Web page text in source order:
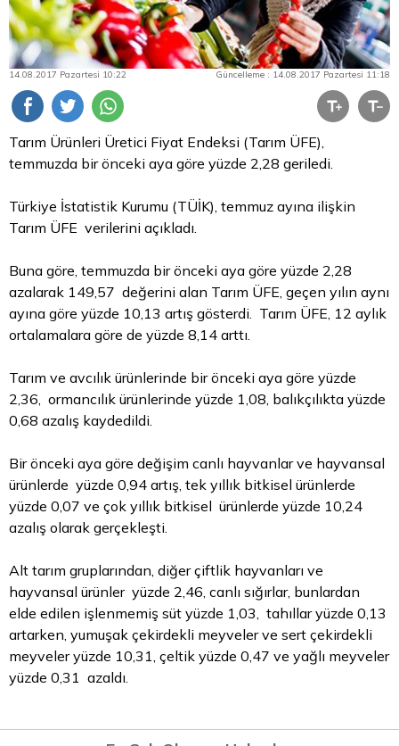
14.08.2017 Pazartesi 10:22 Güncelleme : 14.08.2017 Pazartesi 11:18
Tarım Ürünleri Üretici Fiyat Endeksi (Tarım ÜFE),
temmuzda bir önceki aya göre yüzde 2,28 geriledi.
Türkiye İstatistik Kurumu (TÜİK), temmuz ayına ilişkin
Tarım ÜFE verilerini açıkladı.
Buna göre, temmuzda bir önceki aya göre yüzde 2,28
azalarak 149,57 değerini alan Tarım ÜFE, geçen yılın aynı
ayına göre yüzde 10,13 artış gösterdi. Tarım ÜFE, 12 aylık
ortalamalara göre de yüzde 8,14 arttı.
Tarım ve avcılık ürünlerinde bir önceki aya göre yüzde
2,36, ormancılık ürünlerinde yüzde 1,08, balıkçılıkta yüzde
0,68 azalış kaydedildi.
Bir önceki aya göre değişim canlı hayvanlar ve hayvansal
ürünlerde yüzde 0,94 artış, tek yıllık bitkisel ürünlerde
yüzde 0,07 ve çok yıllık bitkisel ürünlerde yüzde 10,24
azalış olarak gerçekleşti.
Alt tarım gruplarından, diğer çiftlik hayvanları ve
hayvansal ürünler yüzde 2,46, canlı sığırlar, bunlardan
elde edilen işlenmemiş süt yüzde 1,03, tahıllar yüzde 0,13
artarken, yumuşak çekirdekli meyveler ve sert çekirdekli
meyveler yüzde 10,31, çeltik yüzde 0,47 ve yağlı meyveler
yüzde 0,31 azaldı.